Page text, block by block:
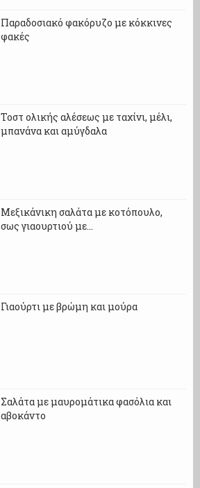
Παραδοσιακό φακόρυζο με κόκκινες
φακές
Τοστ ολικής αλέσεως με ταχίνι, μέλι,
μπανάνα και αμύγδαλα
Μεξικάνικη σαλάτα με κοτόπουλο,
σως γιαουρτιού με…
Γιαούρτι με βρώμη και μούρα
Σαλάτα με μαυρομάτικα φασόλια και
αβοκάντο